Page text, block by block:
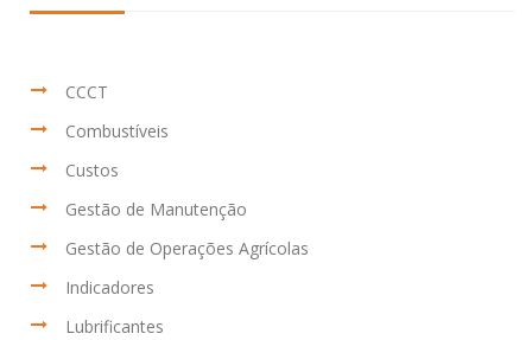
CCCT
Combustíveis
Custos
Gestão de Manutenção
Gestão de Operações Agrícolas
Indicadores
Lubrificantes